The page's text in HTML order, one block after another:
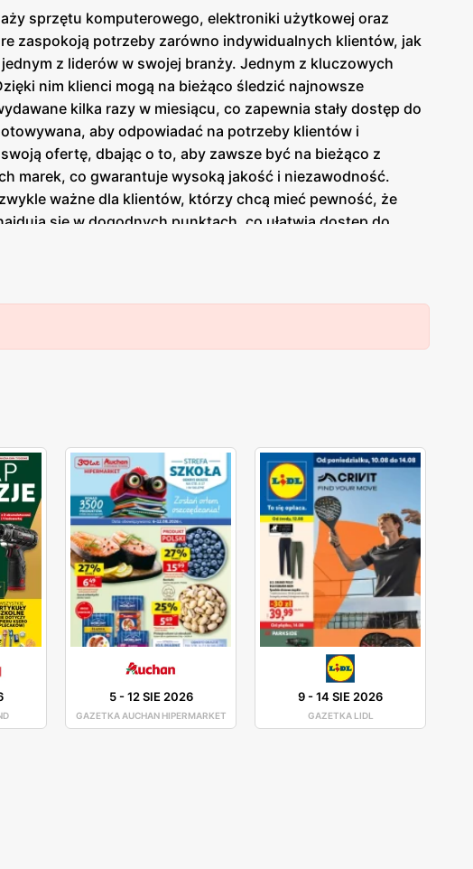
sprzętu komputerowego, elektroniki użytkowej oraz
zaspokoją potrzeby zarówno indywidualnych klientów, jak
z liderów w swojej branży. Jednym z kluczowych
nim klienci mogą na bieżąco śledzić najnowsze
kilka razy w miesiącu, co zapewnia stały dostęp do
aby odpowiadać na potrzeby klientów i
ofertę, dbając o to, aby zawsze być na bieżąco z
marek, co gwarantuje wysoką jakość i niezawodność.
ważne dla klientów, którzy chcą mieć pewność, że
się w dogodnych punktach, co ułatwia dostęp do
gdzie mogą osobiście zapoznać się z produktami.
z polskimi producentami oraz promowanie krajowych
5-12 SIE 2026
GAZETKA AUCHAN HIPERMARKET
9-14 SIE 2026
GAZETKA LIDL